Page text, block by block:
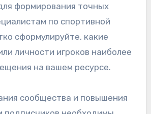
формирования точных
по спортивной
сформулируйте, какие
личности игроков наиболее
на вашем ресурсе.
сообщества и повышения